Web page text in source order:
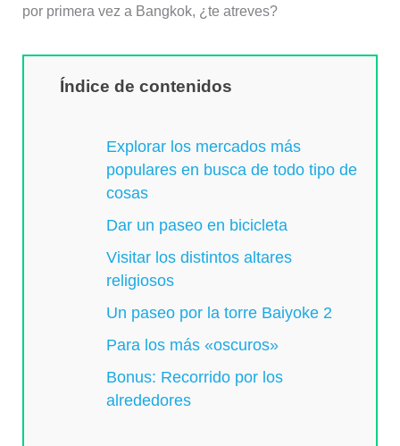
por primera vez a Bangkok, ¿te atreves?
Índice de contenidos
Explorar los mercados más
populares en busca de todo tipo de
cosas
Dar un paseo en bicicleta
Visitar los distintos altares
religiosos
Un paseo por la torre Baiyoke 2
Para los más «oscuros»
Bonus: Recorrido por los
alrededores